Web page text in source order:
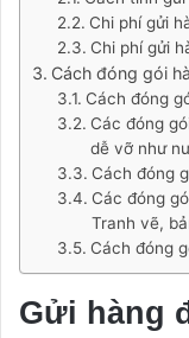
Chi phí gửi
Chi phí gửi
Cách đóng gói
Cách đóng
Các đóng
dễ vỡ như
Cách đóng
Các đóng
Tranh vẽ,
Cách đóng
Gửi hàng